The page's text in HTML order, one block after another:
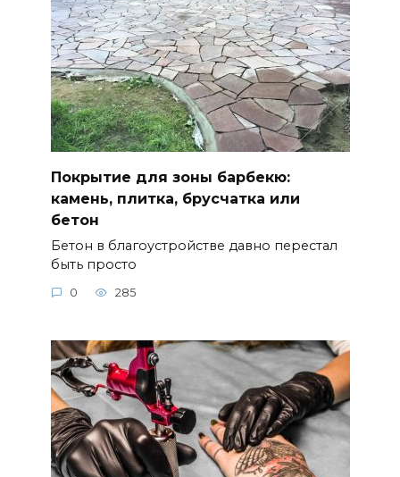
Покрытие для зоны барбекю:
камень, плитка, брусчатка или
бетон
Бетон в благоустройстве давно перестал
быть просто
0 285